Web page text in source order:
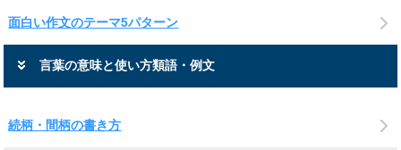
面白い作文のテーマ5パターン
言葉の意味と使い方類語・例文
続柄・間柄の書き方